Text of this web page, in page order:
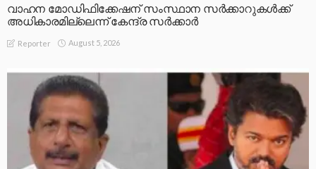
വാഹന മോഡിഫിക്കേഷന് സംസ്ഥാന സർക്കാറുകൾക്ക്
അധികാരമില്ലെന്ന് കേന്ദ്ര സർക്കാർ
Reporter August 5, 2026